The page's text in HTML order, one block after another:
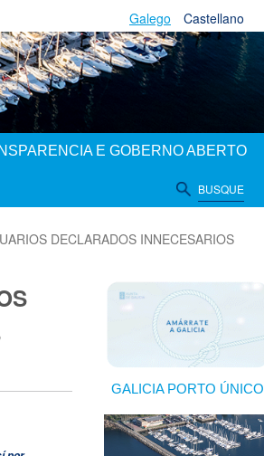
Galego Castellano
E GOBERNO ABERTO
BUSQUE
DECLARADOS INNECESARIOS
GALICIA PORTO ÚNICO